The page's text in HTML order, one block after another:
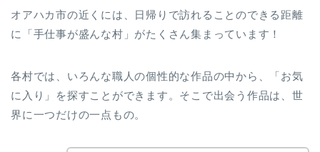
オアハカ市の近くには、日帰りで訪れることのできる距離
に「手仕事が盛んな村」がたくさん集まっています！
各村では、いろんな職人の個性的な作品の中から、「お気
に入り」を探すことができます。そこで出会う作品は、世
界に一つだけの一点もの。